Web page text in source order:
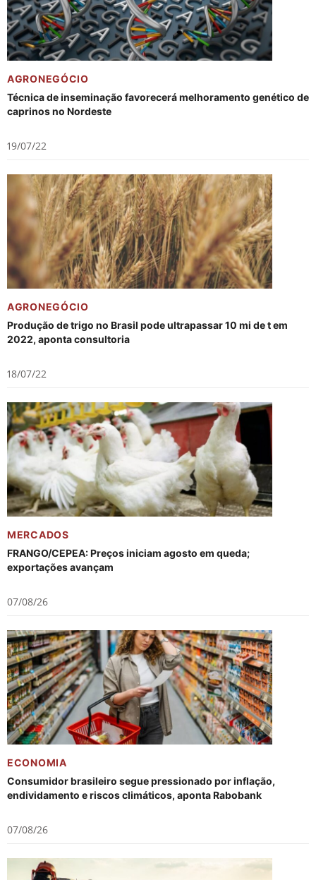
AGRONEGÓCIO
Técnica de inseminação favorecerá melhoramento genético de
caprinos no Nordeste
19/07/22
AGRONEGÓCIO
Produção de trigo no Brasil pode ultrapassar 10 mi de t em
2022, aponta consultoria
18/07/22
MERCADOS
FRANGO/CEPEA: Preços iniciam agosto em queda;
exportações avançam
07/08/26
ECONOMIA
Consumidor brasileiro segue pressionado por inflação,
endividamento e riscos climáticos, aponta Rabobank
07/08/26